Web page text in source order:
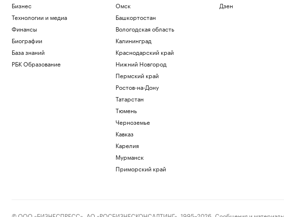
Бизнес
Технологии и медиа
Финансы
Биографии
База знаний
РБК Образование
Омск
Башкортостан
Вологодская область
Калининград
Краснодарский край
Нижний Новгород
Пермский край
Ростов-на-Дону
Татарстан
Тюмень
Черноземье
Кавказ
Карелия
Мурманск
Приморский край
Дзен